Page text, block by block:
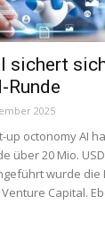
sichert
Runde
2025
up octonomy AI
über 20 Mio. USD
wurde die
Capital.